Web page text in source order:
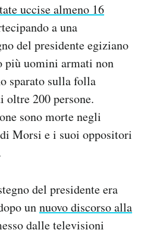
uccise almeno 16
a una
del presidente egiziano
più uomini armati non
sparato sulla folla
oltre 200 persone.
sono morte negli
Morsi e i suoi oppositori
del presidente era
unnuovo discorso alla
dalle televisioni